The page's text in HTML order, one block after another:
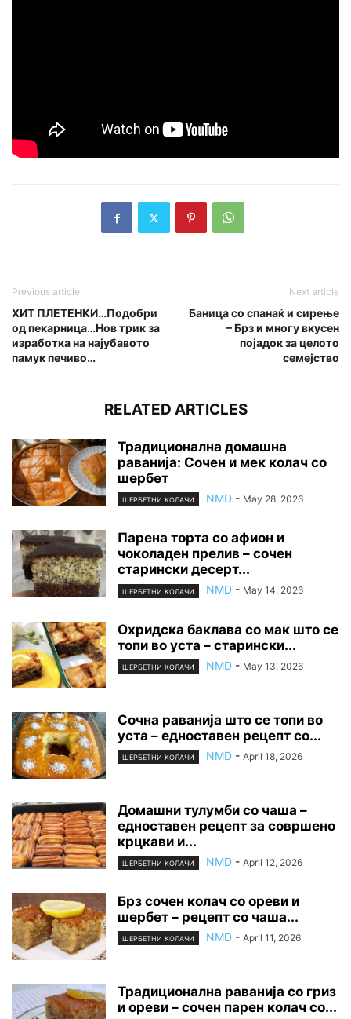
Previous article
ХИТ ПЛЕТЕНКИ…Подобри
од пекарница…Нов трик за
изработка на најубавото
памук печиво…
Next article
Баница со спанаќ и сирење
– Брз и многу вкусен
појадок за целото
семејство
RELATED ARTICLES
Традиционална домашна
раванија: Сочен и мек колач со
шербет
ШЕРБЕТНИ КОЛАЧИ NMD - May 28, 2026
Парена торта со афион и
чоколаден прелив – сочен
старински десерт...
ШЕРБЕТНИ КОЛАЧИ NMD - May 14, 2026
Охридска баклава со мак што се
топи во уста – старински...
ШЕРБЕТНИ КОЛАЧИ NMD - May 13, 2026
Сочна раванија што се топи во
уста – едноставен рецепт со...
ШЕРБЕТНИ КОЛАЧИ NMD - April 18, 2026
Домашни тулумби со чаша –
едноставен рецепт за совршено
крцкави и...
ШЕРБЕТНИ КОЛАЧИ NMD - April 12, 2026
Брз сочен колач со ореви и
шербет – рецепт со чаша...
ШЕРБЕТНИ КОЛАЧИ NMD - April 11, 2026
Традиционална раванија со гриз
и ореви – сочен парен колач со...